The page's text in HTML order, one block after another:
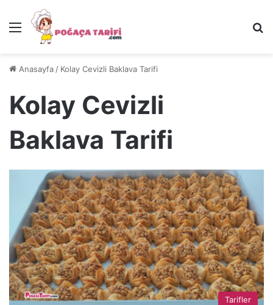
Menü
Anasayfa / Kolay Cevizli Baklava Tarifi
Kolay Cevizli
Baklava Tarifi
Tarifler